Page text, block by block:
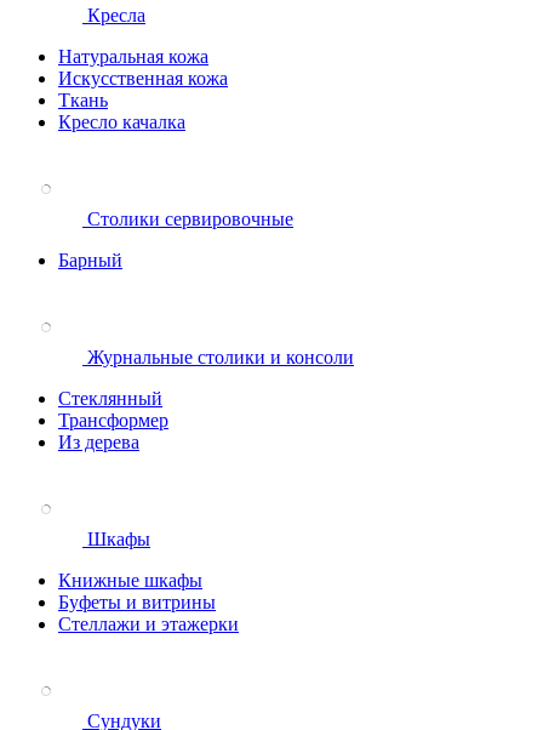
Кресла
Натуральная кожа
Искусственная кожа
Ткань
Кресло качалка
Столики сервировочные
Барный
Журнальные столики и консоли
Стеклянный
Трансформер
Из дерева
Шкафы
Книжные шкафы
Буфеты и витрины
Стеллажи и этажерки
Сундуки